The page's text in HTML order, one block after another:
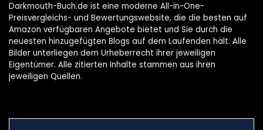
Darkmouth-Buch.de ist eine moderne All-in-One-
Preisvergleichs- und Bewertungswebsite, die die besten auf
Amazon verfügbaren Angebote bietet und Sie durch die
neuesten hinzugefügten Blogs auf dem Laufenden hält. Alle
Bilder unterliegen dem Urheberrecht ihrer jeweiligen
Eigentümer. Alle zitierten Inhalte stammen aus ihren
jeweiligen Quellen.